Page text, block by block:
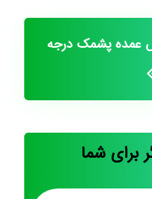
عمده پشمک درجه
برای شما